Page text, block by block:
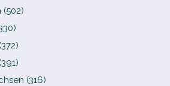
(316)